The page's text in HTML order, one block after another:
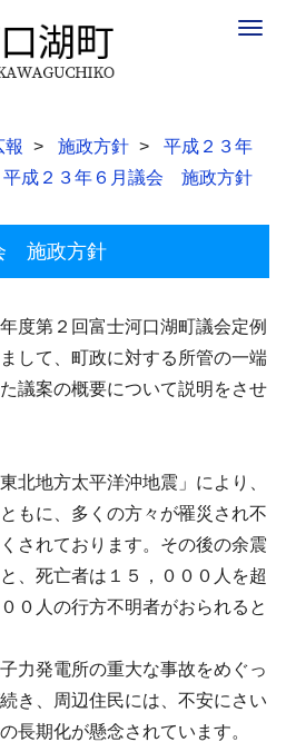
報 施政方針
平成２３年
平成２３年６月議会 施政方針
施政方針
度第２回富士河口湖町議会定例
して、町政に対する所管の一端
議案の概要について説明をさせ
北地方太平洋沖地震」により、
もに、多くの方々が罹災され不
されております。その後の余震
、死亡者は１５，０００人を超
０人の行方不明者がおられると
力発電所の重大な事故をめぐっ
き、周辺住民には、不安にさい
長期化が懸念されています。